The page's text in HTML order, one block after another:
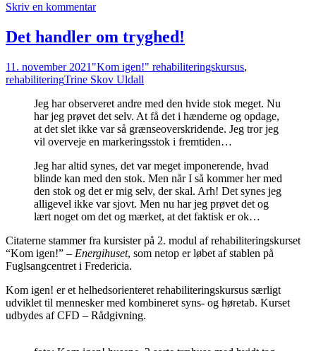
Skriv en kommentar
Det handler om tryghed!
11. november 2021 "Kom igen!" rehabiliteringskursus,
rehabiliteringTrine Skov Uldall
Jeg har observeret andre med den hvide stok meget. Nu
har jeg prøvet det selv. At få det i hænderne og opdage,
at det slet ikke var så grænseoverskridende. Jeg tror jeg
vil overveje en markeringsstok i fremtiden…
Jeg har altid synes, det var meget imponerende, hvad
blinde kan med den stok. Men når I så kommer her med
den stok og det er mig selv, der skal. Arh! Det synes jeg
alligevel ikke var sjovt. Men nu har jeg prøvet det og
lært noget om det og mærket, at det faktisk er ok…
Citaterne stammer fra kursister på 2. modul af rehabiliteringskurset
“Kom igen!” – Energihuset, som netop er løbet af stablen på
Fuglsangcentret i Fredericia.
Kom igen! er et helhedsorienteret rehabiliteringskursus særligt
udviklet til mennesker med kombineret syns- og høretab. Kurset
udbydes af CFD – Rådgivning.